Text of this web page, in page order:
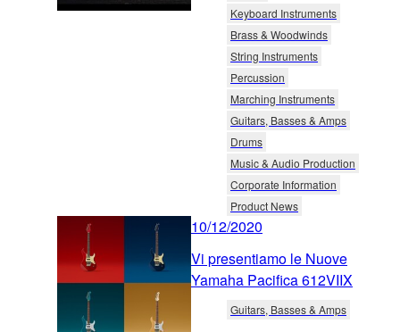
Keyboard Instruments
Brass & Woodwinds
String Instruments
Percussion
Marching Instruments
Guitars, Basses & Amps
Drums
Music & Audio Production
Corporate Information
Product News
10/12/2020
Vi presentiamo le Nuove
Yamaha Pacifica 612VIIX
Guitars, Basses & Amps